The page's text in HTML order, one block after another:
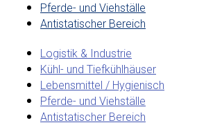
Pferde- und Viehställe
Antistatischer Bereich
Logistik & Industrie
Kühl- und Tiefkühlhäuser
Lebensmittel / Hygienisch
Pferde- und Viehställe
Antistatischer Bereich